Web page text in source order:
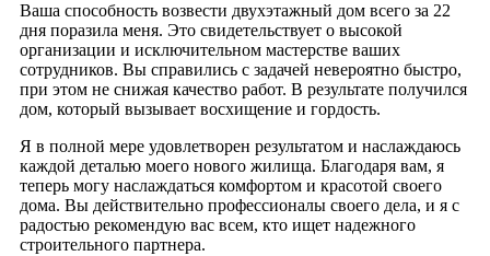
Ваша способность возвести двухэтажный дом всего за 22
дня поразила меня. Это свидетельствует о высокой
организации и исключительном мастерстве ваших
сотрудников. Вы справились с задачей невероятно быстро,
при этом не снижая качество работ. В результате получился
дом, который вызывает восхищение и гордость.
Я в полной мере удовлетворен результатом и наслаждаюсь
каждой деталью моего нового жилища. Благодаря вам, я
теперь могу наслаждаться комфортом и красотой своего
дома. Вы действительно профессионалы своего дела, и я с
радостью рекомендую вас всем, кто ищет надежного
строительного партнера.